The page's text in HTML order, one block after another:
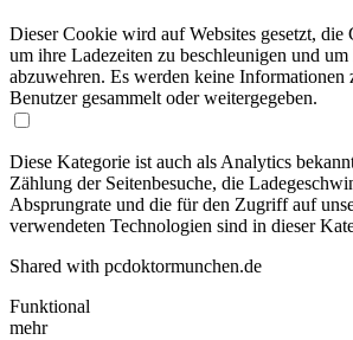
Dieser Cookie wird auf Websites gesetzt, die
um ihre Ladezeiten zu beschleunigen und
abzuwehren. Es werden keine
Benutzer gesammelt oder weitergegeben.
Diese Kategorie ist auch als Analytics
Zählung der Seitenbesuche, die
Absprungrate und die für den Zugriff auf
verwendeten Technologien sind in dieser
Shared with pcdoktormunchen.de
Funktional
mehr